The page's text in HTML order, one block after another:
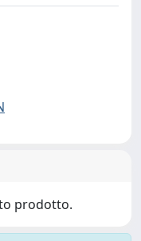
prodotto.